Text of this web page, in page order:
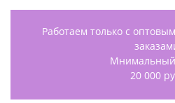
Работаем только с
Мнимальный
20 000